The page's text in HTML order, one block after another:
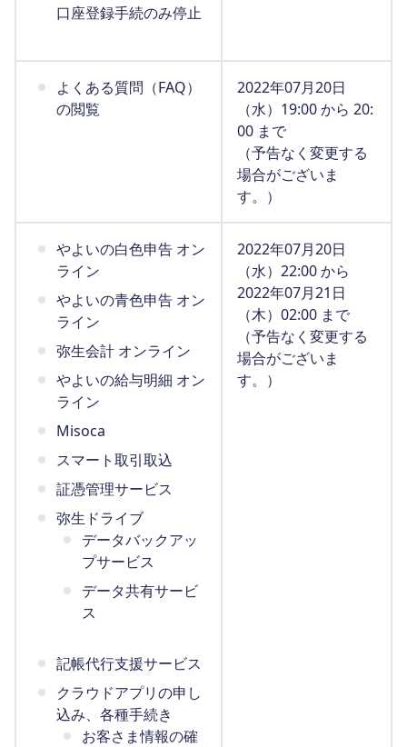
口座登録手続のみ停止
よくある質問（FAQ）
の閲覧
2022年07月20日
（水）19:00 から 20:
00 まで
（予告なく変更する
場合がございま
す。）
やよいの白色申告 オン
ライン
やよいの青色申告 オン
ライン
弥生会計 オンライン
やよいの給与明細 オン
ライン
Misoca
スマート取引取込
証憑管理サービス
弥生ドライブ
データバックアッ
プサービス
データ共有サービ
ス
記帳代行支援サービス
クラウドアプリの申し
込み、各種手続き
お客さま情報の確
2022年07月20日
（水）22:00 から
2022年07月21日
（木）02:00 まで
（予告なく変更する
場合がございま
す。）